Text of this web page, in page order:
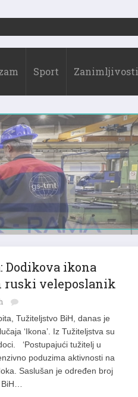
Sport Zanimljivosti
Dodikova ikona
ruski veleposlanik
Tužiteljstvo BiH, danas je
‘Ikona’. Iz Tužiteljstva su
‘Postupajući tužitelj u
poduzima aktivnosti na
Saslušan je određen broj
BiH…